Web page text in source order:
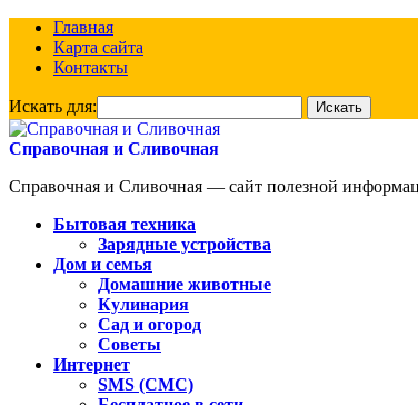
Главная
Карта сайта
Контакты
Искать для:
Справочная и Сливочная
Справочная и Сливочная — сайт полезной
Бытовая техника
Зарядные устройства
Дом и семья
Домашние животные
Кулинария
Сад и огород
Советы
Интернет
SMS (СМС)